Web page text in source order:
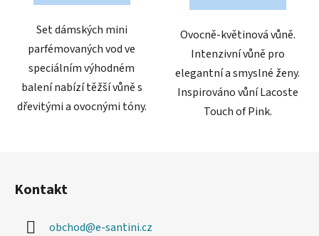
Set dámských mini
parfémovaných vod ve
speciálním výhodném
balení nabízí těžší vůně s
dřevitými a ovocnými tóny.
Ovocně-květinová vůně.
Intenzivní vůně pro
elegantní a smyslné ženy.
Inspirováno vůní Lacoste
Touch of Pink.
Kontakt
obchod@e-santini.cz